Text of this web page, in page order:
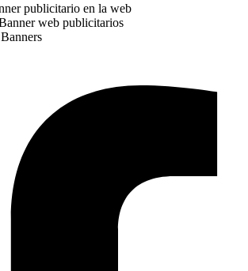
publicitario en la web
web publicitarios